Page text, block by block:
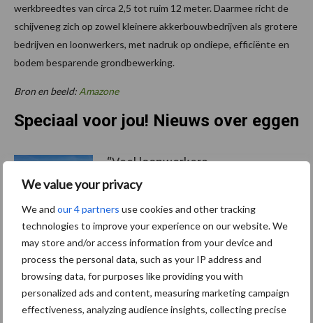
We value your privacy
We and our 4 partners use cookies and other tracking
technologies to improve your experience on our website. We
may store and/or access information from your device and
process the personal data, such as your IP address and
browsing data, for purposes like providing you with
personalized ads and content, measuring marketing campaign
effectiveness, analyzing audience insights, collecting precise
werkbreedtes van circa 2,5 tot ruim 12 meter. Daarmee richt de
schijveneg zich op zowel kleinere akkerbouwbedrijven als grotere
bedrijven en loonwerkers, met nadruk op ondiepe, efficiënte en
bodem besparende grondbewerking.
Bron en beeld: Amazone
Speciaal voor jou! Nieuws over eggen
“Veel loonwerkers
realiseren zich niet hoeveel
werk ze hebben voor zo’n
machine”
Nieuwe Amazone dubbele
veerringswals DFW 580
voor aanbouwwerktuigen